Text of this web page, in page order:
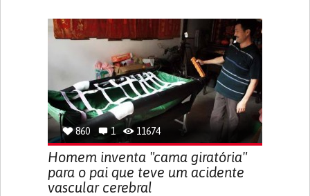
860 1 11674
Homem inventa "cama giratória"
para o pai que teve um acidente
vascular cerebral